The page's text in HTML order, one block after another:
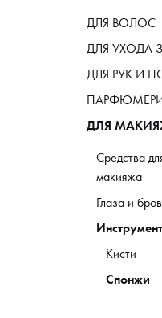
ДЛЯ ВОЛОС
ДЛЯ УХОДА
ДЛЯ РУК И
ДЛЯ
Средства
макияжа
Глаза и
Кисти
Спонжи